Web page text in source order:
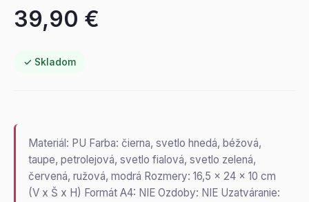
39,90 €
✓ Skladom
Materiál: PU Farba: čierna, svetlo hnedá, béžová,
taupe, petrolejová, svetlo fialová, svetlo zelená,
červená, ružová, modrá Rozmery: 16,5 x 24 x 10 cm
(V x Š x H) Formát A4: NIE Ozdoby: NIE Uzatváranie: